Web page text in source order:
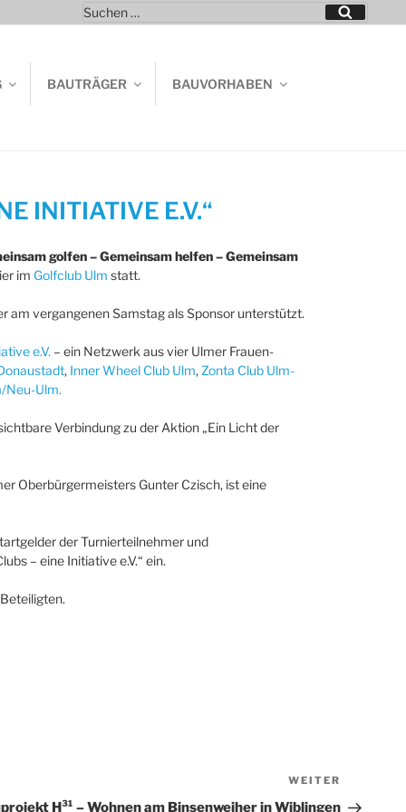
Suchen
nach:
Suchen
BAUTRÄGER BAUVORHABEN
INITIATIVE E.V.“
golfen – Gemeinsam helfen – Gemeinsam
im Golfclub Ulm statt.
am vergangenen Samstag als Sponsor unterstützt.
e.V. – ein Netzwerk aus vier Ulmer Frauen-
, Inner Wheel Club Ulm, Zonta Club Ulm-
Neu-Ulm.
Verbindung zu der Aktion „Ein Licht der
Oberbürgermeisters Gunter Czisch, ist eine
der Turnierteilnehmer und
– eine Initiative e.V.“ ein.
Beitrag
WEITER
H³¹ – Wohnen am Binsenweiher in Wiblingen